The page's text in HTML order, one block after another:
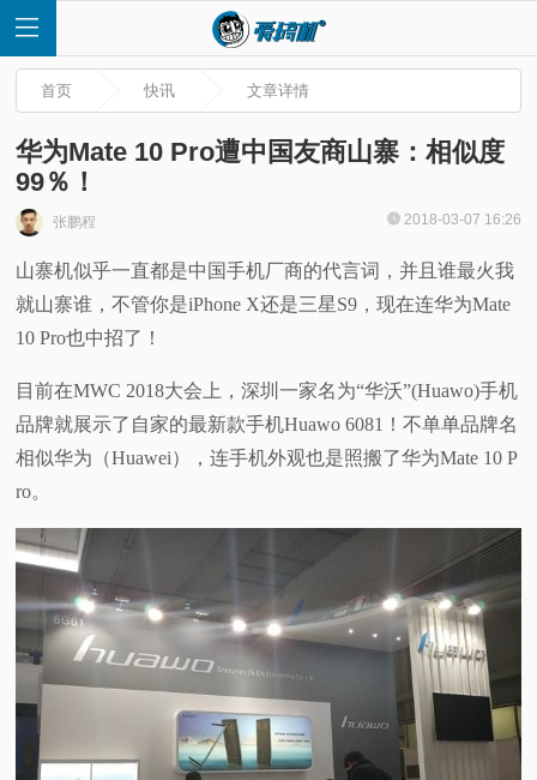
首
页
快
讯
评
首页 快讯 文章详情
华为Mate 10 Pro遭中国友商山寨：相似度
99％！
张鹏程 2018-03-07 16:26
山寨机似乎一直都是中国手机厂商的代言词，并且谁最火我
就山寨谁，不管你是iPhone X还是三星S9，现在连华为Mate
10 Pro也中招了！
目前在MWC 2018大会上，深圳一家名为“华沃”(Huawo)手机
品牌就展示了自家的最新款手机Huawo 6081！不单单品牌名
相似华为（Huawei），连手机外观也是照搬了华为Mate 10 P
ro。